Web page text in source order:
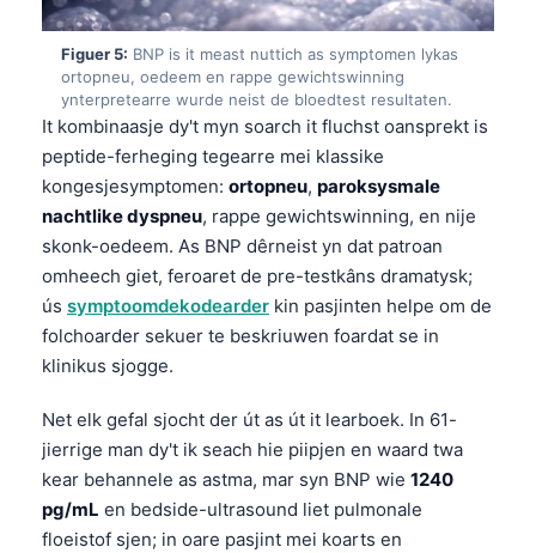
Figuer 5: BNP is it meast nuttich as symptomen lykas
ortopneu, oedeem en rappe gewichtswinning
ynterpretearre wurde neist de bloedtest resultaten.
It kombinaasje dy't myn soarch it fluchst oansprekt is
peptide-ferheging tegearre mei klassike
kongesjesymptomen: ortopneu, paroksysmale
nachtlike dyspneu, rappe gewichtswinning, en nije
skonk-oedeem. As BNP dêrneist yn dat patroan
omheech giet, feroaret de pre-testkâns dramatysk;
ús symptoomdekodearder kin pasjinten helpe om de
folchoarder sekuer te beskriuwen foardat se in
klinikus sjogge.
Net elk gefal sjocht der út as út it learboek. In 61-
jierrige man dy't ik seach hie piipjen en waard twa
kear behannele as astma, mar syn BNP wie 1240
pg/mL en bedside-ultrasound liet pulmonale
floeistof sjen; in oare pasjint mei koarts en
پښتو
سنڌي
සිංහල
অসমীয়া
Galego
Latviešu valoda
Македонски јазик
Euskara
Gàidhlig
Occitan
العربية المغربية
Afrikaans
ພາສາລາວ